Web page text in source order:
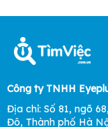
Công ty TNHH
Địa chỉ: Số 81, ngõ
Đô, Thành phố Hà